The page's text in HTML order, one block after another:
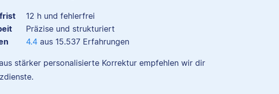
12 h und fehlerfrei
Präzise und strukturiert
4.4 aus 15.537 Erfahrungen
stärker personalisierte Korrektur empfehlen wir dir
Musiktheorie und
studiert
neben seiner
als Lektor an einer